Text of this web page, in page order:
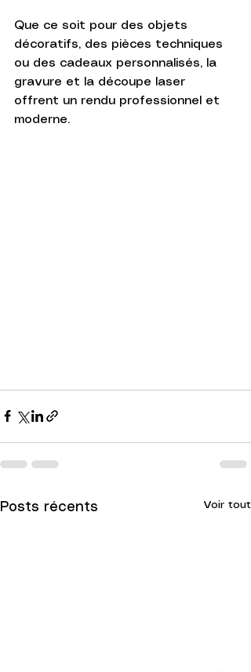
Que ce soit pour des objets
décoratifs, des pièces techniques
ou des cadeaux personnalisés, la
gravure et la découpe laser
offrent un rendu professionnel et
moderne.
Posts récents Voir tout